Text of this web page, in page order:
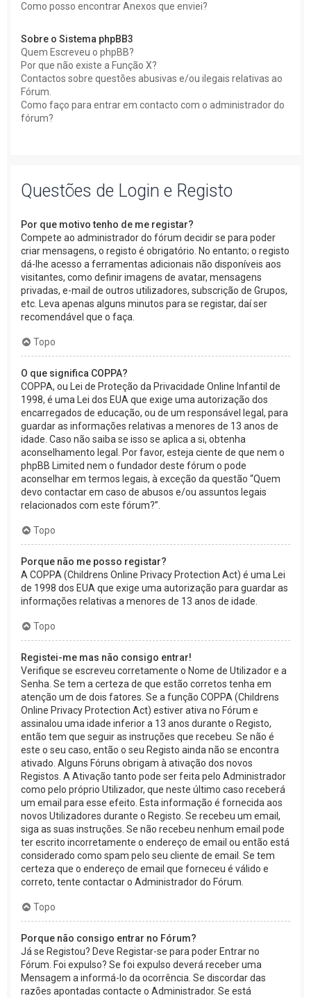
Como posso encontrar Anexos que enviei?
Sobre o Sistema phpBB3
Quem Escreveu o phpBB?
Por que não existe a Função X?
Contactos sobre questões abusivas e/ou ilegais relativas ao
Fórum.
Como faço para entrar em contacto com o administrador do
fórum?
Questões de Login e Registo
Por que motivo tenho de me registar?
Compete ao administrador do fórum decidir se para poder
criar mensagens, o registo é obrigatório. No entanto; o registo
dá-lhe acesso a ferramentas adicionais não disponíveis aos
visitantes, como definir imagens de avatar, mensagens
privadas, e-mail de outros utilizadores, subscrição de Grupos,
etc. Leva apenas alguns minutos para se registar, daí ser
recomendável que o faça.
Topo
O que significa COPPA?
COPPA, ou Lei de Proteção da Privacidade Online Infantil de
1998, é uma Lei dos EUA que exige uma autorização dos
encarregados de educação, ou de um responsável legal, para
guardar as informações relativas a menores de 13 anos de
idade. Caso não saiba se isso se aplica a si, obtenha
aconselhamento legal. Por favor, esteja ciente de que nem o
phpBB Limited nem o fundador deste fórum o pode
aconselhar em termos legais, à exceção da questão “Quem
devo contactar em caso de abusos e/ou assuntos legais
relacionados com este fórum?”.
Topo
Porque não me posso registar?
A COPPA (Childrens Online Privacy Protection Act) é uma Lei
de 1998 dos EUA que exige uma autorização para guardar as
informações relativas a menores de 13 anos de idade.
Topo
Registei-me mas não consigo entrar!
Verifique se escreveu corretamente o Nome de Utilizador e a
Senha. Se tem a certeza de que estão corretos tenha em
atenção um de dois fatores. Se a função COPPA (Childrens
Online Privacy Protection Act) estiver ativa no Fórum e
assinalou uma idade inferior a 13 anos durante o Registo,
então tem que seguir as instruções que recebeu. Se não é
este o seu caso, então o seu Registo ainda não se encontra
ativado. Alguns Fóruns obrigam à ativação dos novos
Registos. A Ativação tanto pode ser feita pelo Administrador
como pelo próprio Utilizador, que neste último caso receberá
um email para esse efeito. Esta informação é fornecida aos
novos Utilizadores durante o Registo. Se recebeu um email,
siga as suas instruções. Se não recebeu nenhum email pode
ter escrito incorretamente o endereço de email ou então está
considerado como spam pelo seu cliente de email. Se tem
certeza que o endereço de email que forneceu é válido e
correto, tente contactar o Administrador do Fórum.
Topo
Porque não consigo entrar no Fórum?
Já se Registou? Deve Registar-se para poder Entrar no
Fórum. Foi expulso? Se foi expulso deverá receber uma
Mensagem a informá-lo da ocorrência. Se discordar das
razões apontadas contacte o Administrador. Se está